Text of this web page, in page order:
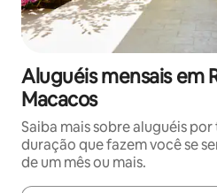
Aluguéis mensais em
Macacos
Saiba mais sobre aluguéis
duração que fazem você se
de um mês ou mais.